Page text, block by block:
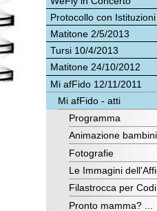
Tursi 10/4/2013
Matitone 24/10/2012
Mi afFido 12/11/2011
Mi afFido - atti
Programma
Animazione bambini
Fotografie
Le Immagini dell'Affido
Filastrocca per Codina
Pronto mamma? ...
Figli e aquiloni
Io non ho ...
Disegni